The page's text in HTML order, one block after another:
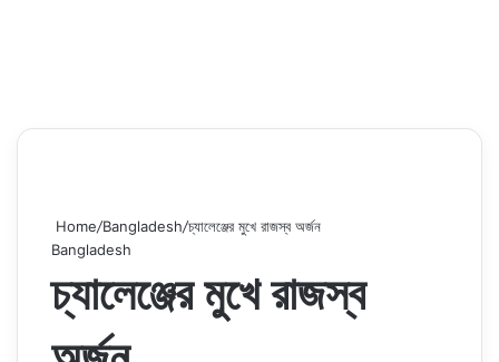
Home/Bangladesh/চ্যালেঞ্জের মুখে রাজস্ব অর্জন
Bangladesh
চ্যালেঞ্জের মুখে রাজস্ব